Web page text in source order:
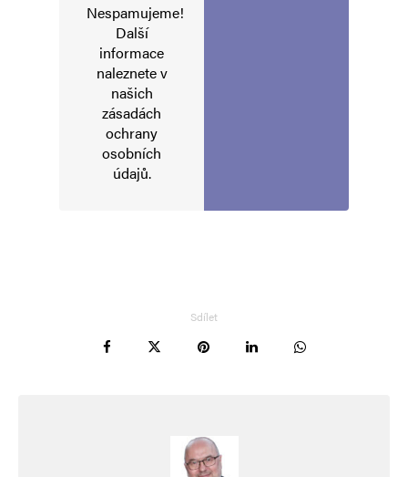
Nespamujeme!
Další
informace
naleznete v
našich
zásadách
ochrany
osobních
údajů.
Sdílet